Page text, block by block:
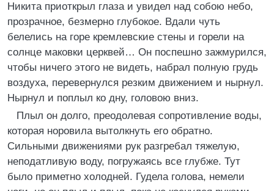
Никита приоткрыл глаза и увидел над собою небо,
прозрачное, безмерно глубокое. Вдали чуть
белелись на горе кремлевские стены и горели на
солнце маковки церквей… Он поспешно зажмурился,
чтобы ничего этого не видеть, набрал полную грудь
воздуха, перевернулся резким движением и нырнул.
Нырнул и поплыл ко дну, головою вниз.
Плыл он долго, преодолевая сопротивление воды,
которая норовила вытолкнуть его обратно.
Сильными движениями рук разгребал тяжелую,
неподатливую воду, погружаясь все глубже. Тут
было приметно холодней. Гудела голова, немели